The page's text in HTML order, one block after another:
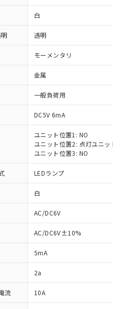
白
透明
モーメンタリ
金属
一般負荷用
DC5V 6mA
ユニット位置1: NO
ユニット位置2: 点灯ユニット
ユニット位置3: NO
LEDランプ
白
AC/DC6V
AC/DC6V±10%
5mA
2a
流 10A
いただき、同意のうえ
状況および標準価格
せていただくもので
指令（10物質）の
が提供可能な商品で
指令（10物質）の非含
り替える予定のある
指令（10物質）の
品で、対応品を出す予
RoHS指令（10物質）の
査中または確認中の
料など無形物で、有
ない商品です。
表
含有率が中国RoHSの
とを示します。